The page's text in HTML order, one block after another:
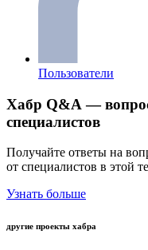
Пользователи
Хабр Q&A —
специалистов
Получайте ответы на
от специалистов в этой
Узнать больше
другие проекты хабра